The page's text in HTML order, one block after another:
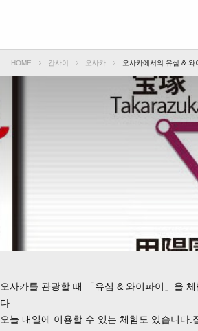
HOME 간사이 오사카 오사카에서의 유심 & 와
오사카를 관광할 때 「유심 & 와이파이」을
다.
오늘 내일에 이용할 수 있는 체험도 있습니다